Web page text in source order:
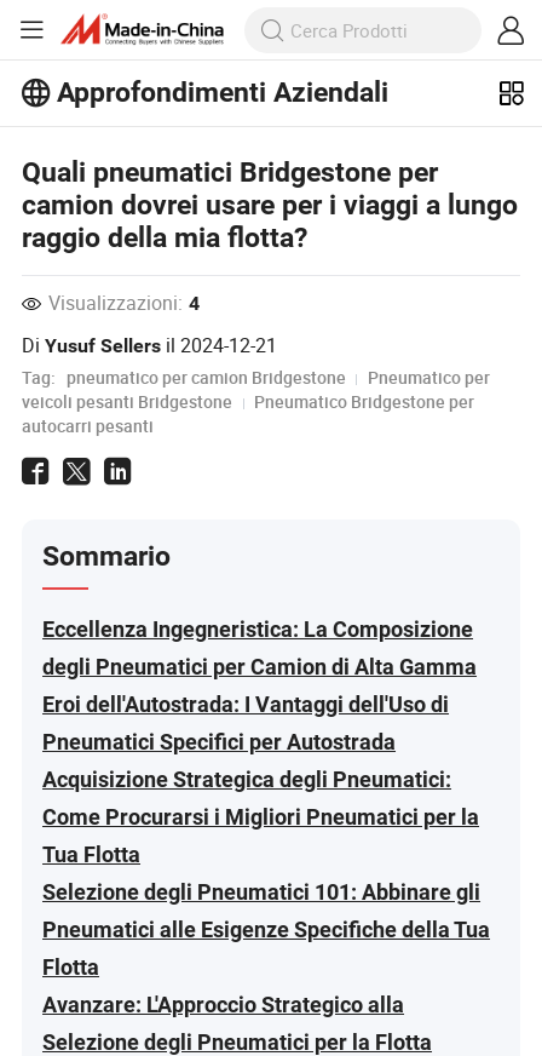
Approfondimenti Aziendali
Scopri altri articoli popolari sugli
Approfondimenti Aziendali!
Visualizza altro
Quali pneumatici Bridgestone per
camion dovrei usare per i viaggi a lungo
raggio della mia flotta?
Visualizzazioni: 4
DiYusuf Sellers il2024-12-21
Tag: pneumatico per camion Bridgestone
Pneumatico per
veicoli pesanti Bridgestone
Pneumatico Bridgestone per
autocarri pesanti
Sommario
Eccellenza Ingegneristica: La Composizione
degli Pneumatici per Camion di Alta Gamma
Eroi dell'Autostrada: I Vantaggi dell'Uso di
Pneumatici Specifici per Autostrada
Acquisizione Strategica degli Pneumatici:
Come Procurarsi i Migliori Pneumatici per la
Tua Flotta
Selezione degli Pneumatici 101: Abbinare gli
Pneumatici alle Esigenze Specifiche della Tua
Flotta
Avanzare: L'Approccio Strategico alla
Selezione degli Pneumatici per la Flotta